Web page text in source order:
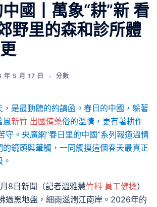
國丨萬象“耕”新 看
野里的森和診所體
年 5 月 17 日 分數
，是最動聽的約請函。春日的中國，躲著
風新竹 出國備藥俗的溫情，更有著耕作
守。央廣網“春日里的中國”系列報道溫情
的鏡頭與筆觸，一同觸摸這個春天最真正
8日新聞（記者溫雅慧竹科 員工健檢）
過黑地盤，細雨滋潤江南岸。2026年的